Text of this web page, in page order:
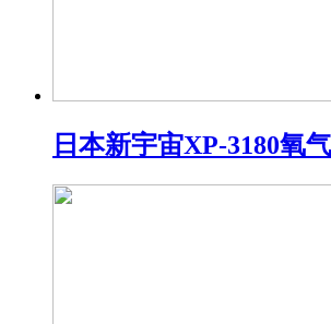
日本新宇宙XP-3180氧